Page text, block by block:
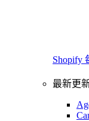
Shopify
最新更